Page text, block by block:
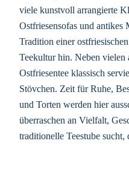
viele kunstvoll arrangierte
Ostfriesensofas und
Tradition einer
Teekultur hin. Neben vielen
Ostfriesentee klassisch
Stövchen. Zeit für Ruhe,
und Torten werden hier
überraschen an Vielfalt,
traditionelle Teestube